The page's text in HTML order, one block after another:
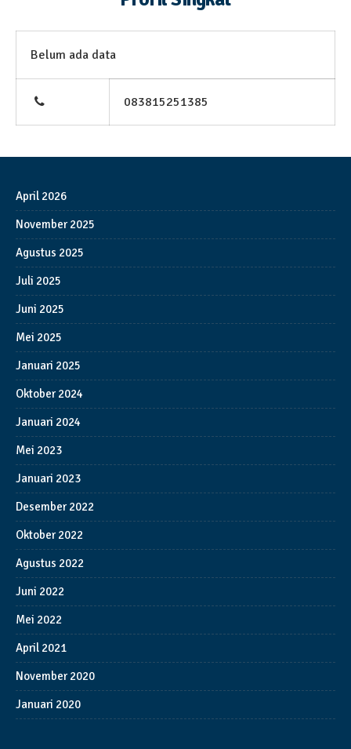
Belum ada data
083815251385
April 2026
November 2025
Agustus 2025
Juli 2025
Juni 2025
Mei 2025
Januari 2025
Oktober 2024
Januari 2024
Mei 2023
Januari 2023
Desember 2022
Oktober 2022
Agustus 2022
Juni 2022
Mei 2022
April 2021
November 2020
Januari 2020